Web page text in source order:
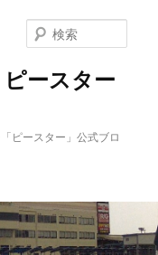
ースター
ピースター」公式ブロ
索